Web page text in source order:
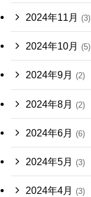
2024年11月 (3)
2024年10月 (5)
2024年9月 (2)
2024年8月 (2)
2024年6月 (6)
2024年5月 (3)
2024年4月 (3)